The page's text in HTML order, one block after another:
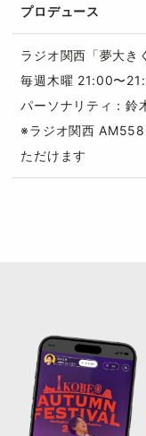
プロデュース
ラジオ関西「夢大き
毎週木曜 21:00〜
パーソナリティ：鈴
※ラジオ関西
ただけます